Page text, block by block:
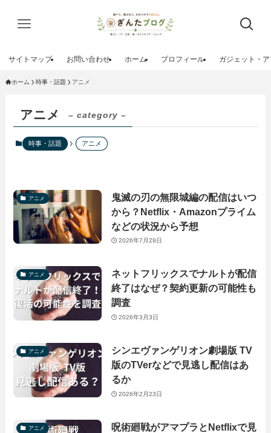
サイトマップ お問い合わせ ホーム プロフィール ガジェット・
ホーム 時事・話題 アニメ
アニメ – category –
時事・話題 アニメ
アニメ
鬼滅の刃の無限城編の配信はいつ
から？Netflix・Amazonプライム
などの状況から予想
2026年7月29日
アニメ
ネットフリックスでナルトが配信
終了はなぜ？契約更新の可能性も
調査
2026年3月3日
アニメ
シンエヴァンゲリオン劇場版 TV
版のTVerなどで見逃し配信はあ
るか
2026年2月23日
アニメ
呪術廻戦がアマプラとNetflixで見